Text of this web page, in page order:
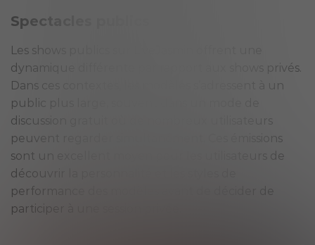
Spectacles publics
Les shows publics sur LiveJasmin offrent une
dynamique différente par rapport aux shows privés.
Dans ces contextes, les modèles s’adressent à un
public plus large, souvent dans un mode de
discussion gratuit où de nombreux utilisateurs
peuvent regarder simultanément. Ces émissions
sont un excellent moyen pour les utilisateurs de
découvrir la personnalité et les styles de
performance des modèles avant de décider de
participer à une session privée.